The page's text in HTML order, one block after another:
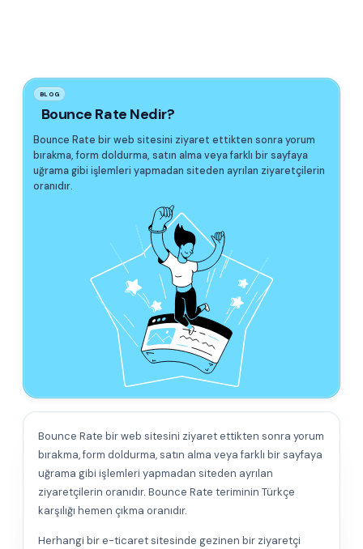
BLOG
Bounce Rate Nedir?
Bounce Rate bir web sitesini ziyaret ettikten sonra yorum
bırakma, form doldurma, satın alma veya farklı bir sayfaya
uğrama gibi işlemleri yapmadan siteden ayrılan ziyaretçilerin
oranıdır.
Bounce Rate bir web sitesini ziyaret ettikten sonra yorum
bırakma, form doldurma, satın alma veya farklı bir sayfaya
uğrama gibi işlemleri yapmadan siteden ayrılan
ziyaretçilerin oranıdır. Bounce Rate teriminin Türkçe
karşılığı hemen çıkma oranıdır.
Herhangi bir e-ticaret sitesinde gezinen bir ziyaretçi